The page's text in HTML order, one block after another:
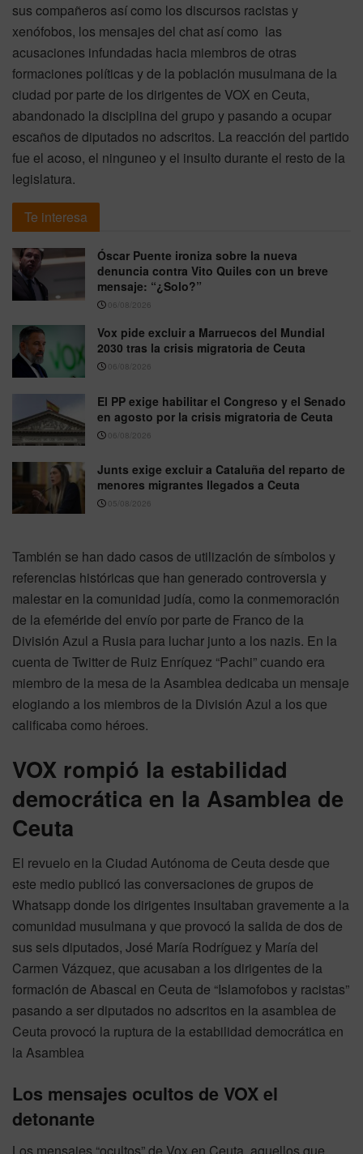
sus compañeros así como los discursos racistas y
xenófobos, los mensajes del chat así como las
acusaciones infundadas hacia miembros de otras
formaciones políticas y de la población musulmana de la
ciudad por parte de los dirigentes de VOX en Ceuta,
abandonado la disciplina del grupo y pasando a ocupar
escaños de diputados no adscritos. La reacción del partido
fue el acoso, el ninguneo y el insulto durante el resto de la
legislatura.
Te interesa
Óscar Puente ironiza sobre la nueva
denuncia contra Vito Quiles con un breve
mensaje: “¿Solo?”
06/08/2026
Vox pide excluir a Marruecos del Mundial
2030 tras la crisis migratoria de Ceuta
06/08/2026
El PP exige habilitar el Congreso y el Senado
en agosto por la crisis migratoria de Ceuta
06/08/2026
Junts exige excluir a Cataluña del reparto de
menores migrantes llegados a Ceuta
05/08/2026
También se han dado casos de utilización de símbolos y
referencias históricas que han generado controversia y
malestar en la comunidad judía, como la conmemoración
de la efeméride del envío por parte de Franco de la
División Azul a Rusia para luchar junto a los nazis. En la
cuenta de Twitter de Ruiz Enríquez “Pachi” cuando era
miembro de la mesa de la Asamblea dedicaba un mensaje
elogiando a los miembros de la División Azul a los que
calificaba como héroes.
VOX rompió la estabilidad
democrática en la Asamblea de
Ceuta
El revuelo en la Ciudad Autónoma de Ceuta desde que
este medio publicó las conversaciones de grupos de
Whatsapp donde los dirigentes insultaban gravemente a la
comunidad musulmana y que provocó la salida de dos de
sus seis diputados, José María Rodríguez y María del
Carmen Vázquez, que acusaban a los dirigentes de la
formación de Abascal en Ceuta de “Islamofobos y racistas”
pasando a ser diputados no adscritos en la asamblea de
Ceuta provocó la ruptura de la estabilidad democrática en
la Asamblea
Los mensajes ocultos de VOX el
detonante
Los mensajes “ocultos” de Vox en Ceuta, aquellos que